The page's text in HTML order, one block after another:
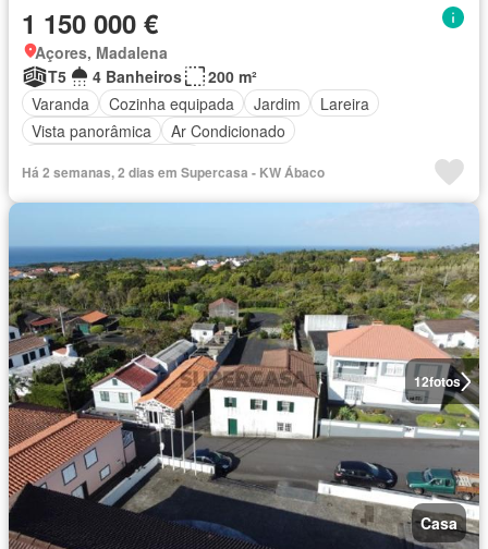
1 150 000 €
Açores, Madalena
T5
4 Banheiros
200 m²
Varanda
Cozinha equipada Jardim
Lareira
Vista panorâmica
Ar Condicionado
Há 2 semanas, 2 dias em Supercasa - KW Ábaco
12fotos
Casa